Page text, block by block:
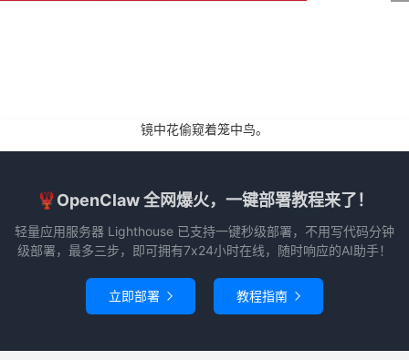
镜中花偷窥着笼中鸟。
🦞OpenClaw 全网爆火，一键部署教程来了！
轻量应用服务器 Lighthouse 已支持一键秒级部署，不用写代码分钟
级部署，最多三步，即可拥有7x24小时在线，随时响应的AI助手！
立即部署  教程指南 